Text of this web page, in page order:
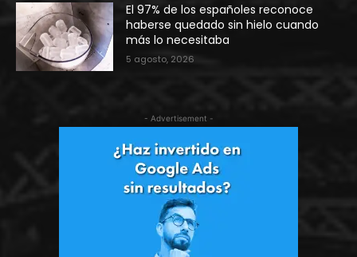
El 97% de los españoles reconoce
haberse quedado sin hielo cuando
más lo necesitaba
5 agosto, 2026
- Advertisement -